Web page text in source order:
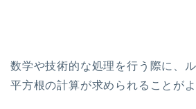
数学や技術的な処理を行う際に、
平方根の計算が求められることがよ